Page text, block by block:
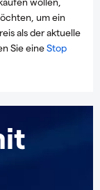
um ein
als der aktuelle
Sie eineStop